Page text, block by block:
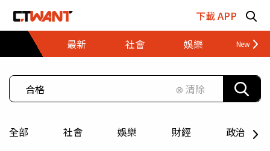
下載 APP
最新
社會 娛樂 財經
⊗ 清除
全部 社會 娛樂 財經 政治